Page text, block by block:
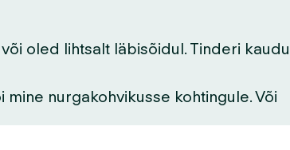
oled lihtsalt läbisõidul. Tinderi kaudu
nurgakohvikusse kohtingule. Või